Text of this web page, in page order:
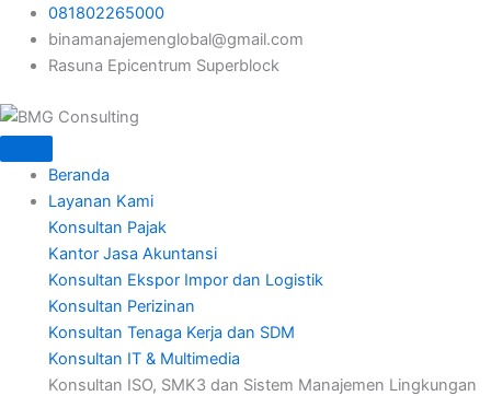
Lewati
konten
081802265000
binamanajemenglobal@gmail.com
Rasuna Epicentrum Superblock
Beranda
Layanan Kami
Konsultan Pajak
Kantor Jasa Akuntansi
Konsultan Ekspor Impor dan Logistik
Konsultan Perizinan
Konsultan Tenaga Kerja dan SDM
Konsultan IT & Multimedia
Konsultan ISO, SMK3 dan Sistem Manajemen Lingkungan